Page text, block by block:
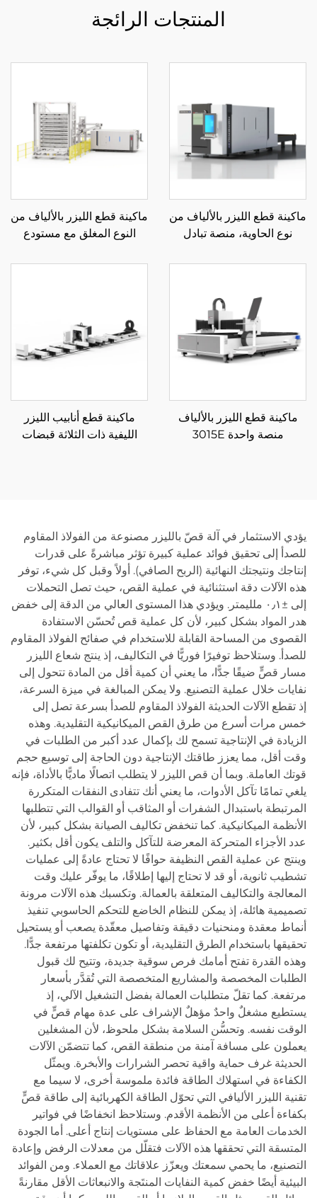
المنتجات الرائجة
ماكينة قطع الليزر بالألياف من
نوع الحاوية، منصة تبادل
ماكينة قطع الليزر بالألياف من
النوع المغلق مع مستودع
3015HU
ماكينة قطع الليزر بالألياف
منصة واحدة 3015E
ماكينة قطع أنابيب الليزر
الليفية ذات الثلاثة قبضات
يؤدي الاستثمار في آلة قصّ بالليزر مصنوعة من الفولاذ المقاوم
للصدأ إلى تحقيق فوائد عملية كبيرة تؤثر مباشرةً على قدرات
إنتاجك ونتيجتك النهائية (الربح الصافي). أولاً وقبل كل شيء، توفر
هذه الآلات دقة استثنائية في عملية القص، حيث تصل التحملات
إلى ±٠٫١ ملليمتر. ويؤدي هذا المستوى العالي من الدقة إلى خفض
هدر المواد بشكل كبير، لأن كل عملية قص تُحسّن الاستفادة
القصوى من المساحة القابلة للاستخدام في صفائح الفولاذ المقاوم
للصدأ. وستلاحظ توفيرًا فوريًّا في التكاليف، إذ ينتج شعاع الليزر
مسار قصٍّ ضيقًا جدًّا، ما يعني أن كمية أقل من المادة تتحول إلى
نفايات خلال عملية التصنيع. ولا يمكن المبالغة في ميزة السرعة،
إذ تقطع الآلات الحديثة الفولاذ المقاوم للصدأ بسرعة تصل إلى
خمس مرات أسرع من طرق القص الميكانيكية التقليدية. وهذه
الزيادة في الإنتاجية تسمح لك بإكمال عدد أكبر من الطلبات في
وقت أقل، مما يعزز طاقتك الإنتاجية دون الحاجة إلى توسيع حجم
قوتك العاملة. وبما أن قص الليزر لا يتطلب اتصالًا ماديًّا بالأداة، فإنه
يلغي تمامًا تآكل الأدوات، ما يعني أنك تتفادى النفقات المتكررة
المرتبطة باستبدال الشفرات أو المثاقب أو القوالب التي تتطلبها
الأنظمة الميكانيكية. كما تنخفض تكاليف الصيانة بشكل كبير، لأن
عدد الأجزاء المتحركة المعرضة للتآكل والتلف يكون أقل بكثير.
وينتج عن عملية القص النظيفة حوافًا لا تحتاج عادةً إلى عمليات
تشطيب ثانوية، أو قد لا تحتاج إليها إطلاقًا، ما يوفّر عليك وقت
المعالجة والتكاليف المتعلقة بالعمالة. وتكسبك هذه الآلات مرونة
تصميمية هائلة، إذ يمكن للنظام الخاضع للتحكم الحاسوبي تنفيذ
أنماط معقدة ومنحنيات دقيقة وتفاصيل معقّدة يصعب أو يستحيل
تحقيقها باستخدام الطرق التقليدية، أو تكون تكلفتها مرتفعة جدًّا.
وهذه القدرة تفتح أمامك فرص سوقية جديدة، وتتيح لك قبول
الطلبات المخصصة والمشاريع المتخصصة التي تُقدَّر بأسعار
مرتفعة. كما تقلّ متطلبات العمالة بفضل التشغيل الآلي، إذ
يستطيع مشغلٌ واحدٌ مؤهلٌ الإشراف على عدة مهام قصٍّ في
الوقت نفسه. وتحسُّن السلامة بشكل ملحوظ، لأن المشغلين
يعملون على مسافة آمنة من منطقة القص، كما تتضمّن الآلات
الحديثة غرف حماية واقية تحصر الشرارات والأبخرة. ويمثّل
الكفاءة في استهلاك الطاقة فائدة ملموسة أخرى، لا سيما مع
تقنية الليزر الأليافي التي تحوّل الطاقة الكهربائية إلى طاقة قصٍّ
بكفاءة أعلى من الأنظمة الأقدم. وستلاحظ انخفاضًا في فواتير
الخدمات العامة مع الحفاظ على مستويات إنتاج أعلى. أما الجودة
المتسقة التي تحققها هذه الآلات فتقلّل من معدلات الرفض وإعادة
التصنيع، ما يحمي سمعتك ويعزّز علاقاتك مع العملاء. ومن الفوائد
البيئية أيضًا خفض كمية النفايات المنتَجة والانبعاثات الأقل مقارنةً